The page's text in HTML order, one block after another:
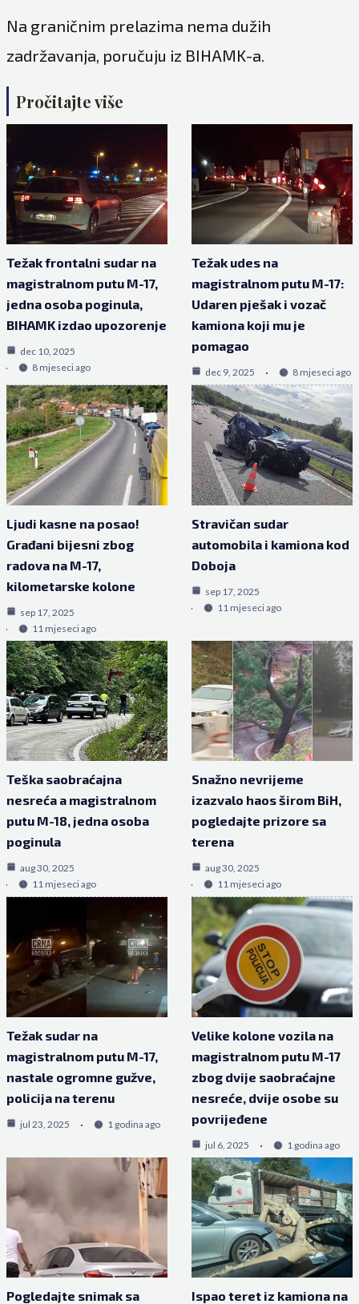
Na graničnim prelazima nema dužih
zadržavanja, poručuju iz BIHAMK-a.
Pročitajte više
Težak frontalni sudar na
magistralnom putu M-17,
jedna osoba poginula,
BIHAMK izdao upozorenje
dec 10, 2025
8 mjeseci ago
Težak udes na
magistralnom putu M-17:
Udaren pješak i vozač
kamiona koji mu je
pomagao
dec 9, 2025 8 mjeseci ago
Ljudi kasne na posao!
Građani bijesni zbog
radova na M-17,
kilometarske kolone
sep 17, 2025
11 mjeseci ago
Stravičan sudar
automobila i kamiona kod
Doboja
sep 17, 2025
11 mjeseci ago
Teška saobraćajna
nesreća a magistralnom
putu M-18, jedna osoba
poginula
aug 30, 2025
11 mjeseci ago
Snažno nevrijeme
izazvalo haos širom BiH,
pogledajte prizore sa
terena
aug 30, 2025
11 mjeseci ago
Težak sudar na
magistralnom putu M-17,
nastale ogromne gužve,
policija na terenu
jul 23, 2025 1 godina ago
Velike kolone vozila na
magistralnom putu M-17
zbog dvije saobraćajne
nesreće, dvije osobe su
povrijeđene
jul 6, 2025 1 godina ago
Pogledajte snimak sa
Ispao teret iz kamiona na